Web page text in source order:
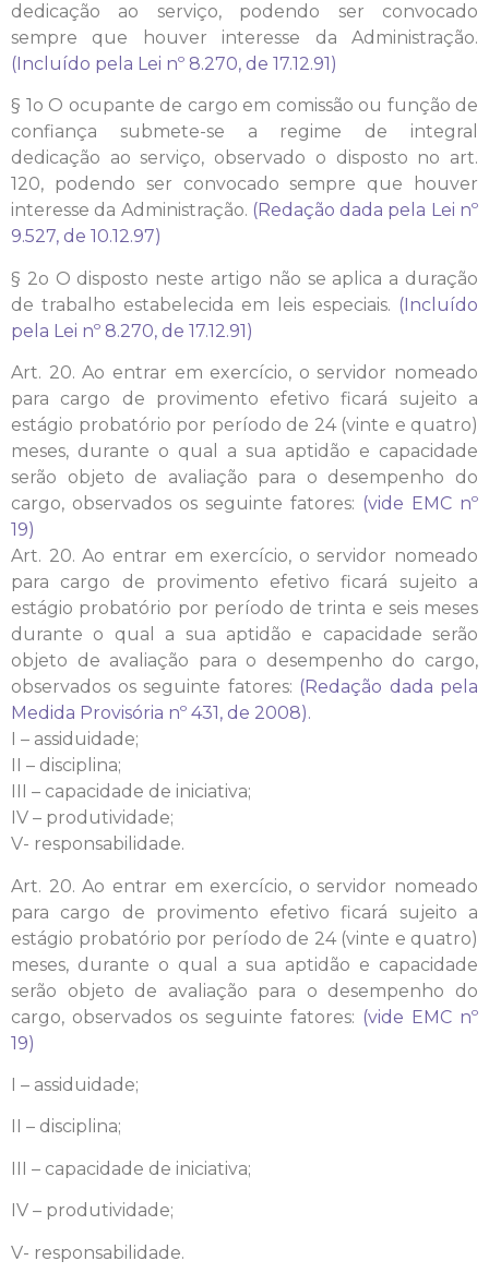
dedicação ao serviço, podendo ser convocado
sempre que houver interesse da Administração.
(Incluído pela Lei nº 8.270, de 17.12.91)
§ 1o O ocupante de cargo em comissão ou função de
confiança submete-se a regime de integral
dedicação ao serviço, observado o disposto no art.
120, podendo ser convocado sempre que houver
interesse da Administração. (Redação dada pela Lei nº
9.527, de 10.12.97)
§ 2o O disposto neste artigo não se aplica a duração
de trabalho estabelecida em leis especiais. (Incluído
pela Lei nº 8.270, de 17.12.91)
Art. 20. Ao entrar em exercício, o servidor nomeado
para cargo de provimento efetivo ficará sujeito a
estágio probatório por período de 24 (vinte e quatro)
meses, durante o qual a sua aptidão e capacidade
serão objeto de avaliação para o desempenho do
cargo, observados os seguinte fatores: (vide EMC nº
19)
Art. 20. Ao entrar em exercício, o servidor nomeado
para cargo de provimento efetivo ficará sujeito a
estágio probatório por período de trinta e seis meses
durante o qual a sua aptidão e capacidade serão
objeto de avaliação para o desempenho do cargo,
observados os seguinte fatores: (Redação dada pela
Medida Provisória nº 431, de 2008).
I – assiduidade;
II – disciplina;
III – capacidade de iniciativa;
IV – produtividade;
V- responsabilidade.
Art. 20. Ao entrar em exercício, o servidor nomeado
para cargo de provimento efetivo ficará sujeito a
estágio probatório por período de 24 (vinte e quatro)
meses, durante o qual a sua aptidão e capacidade
serão objeto de avaliação para o desempenho do
cargo, observados os seguinte fatores: (vide EMC nº
19)
I – assiduidade;
II – disciplina;
III – capacidade de iniciativa;
IV – produtividade;
V- responsabilidade.